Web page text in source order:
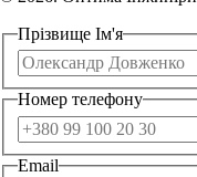
Прізвище Ім'я
Номер телефону
Email